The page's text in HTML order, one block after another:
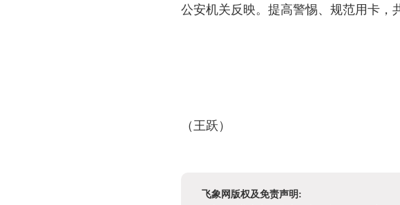
公安机关反映。提高警惕、规范用卡
（王跃）
飞象网版权及免责声明: